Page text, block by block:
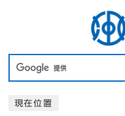
現在位置